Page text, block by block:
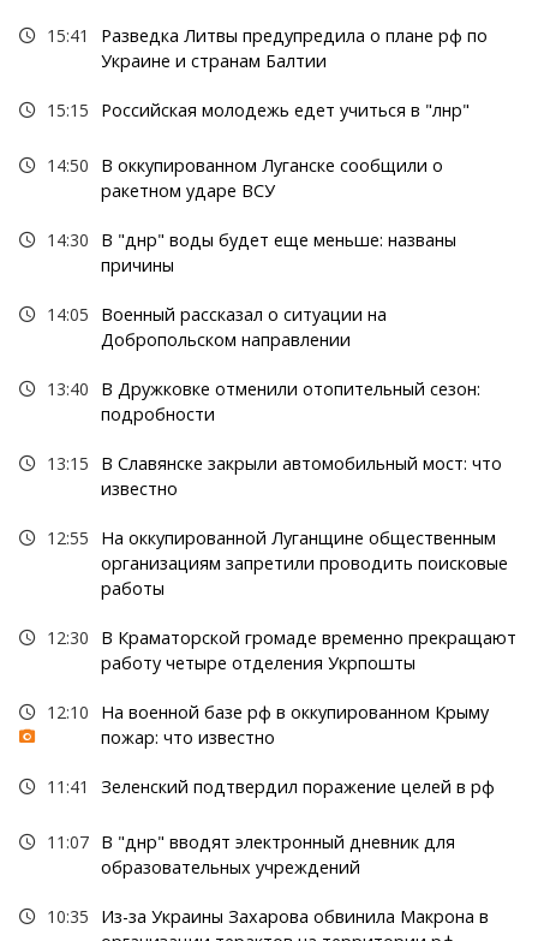
15:41
Разведка Литвы предупредила о плане рф по
Украине и странам Балтии
15:15 Российская молодежь едет учиться в "лнр"
14:50
В оккупированном Луганске сообщили о
ракетном ударе ВСУ
14:30
В "днр" воды будет еще меньше: названы
причины
14:05
Военный рассказал о ситуации на
Добропольском направлении
13:40
В Дружковке отменили отопительный сезон:
подробности
13:15
В Славянске закрыли автомобильный мост: что
известно
12:55
На оккупированной Луганщине общественным
организациям запретили проводить поисковые
работы
12:30
В Краматорской громаде временно прекращают
работу четыре отделения Укрпошты
12:10
На военной базе рф в оккупированном Крыму
пожар: что известно
11:41 Зеленский подтвердил поражение целей в рф
11:07 В "днр" вводят электронный дневник для
образовательных учреждений
10:35
Из-за Украины Захарова обвинила Макрона в